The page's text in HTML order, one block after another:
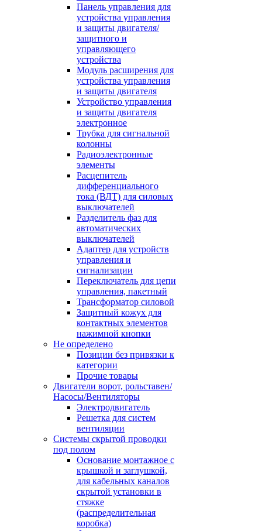
Панель управления для
устройства управления
и защиты двигателя/
защитного и
управляющего
устройства
Модуль расширения для
устройства управления
и защиты двигателя
Устройство управления
и защиты двигателя
электронное
Трубка для сигнальной
колонны
Радиоэлектронные
элементы
Расцепитель
дифференциального
тока (ВДТ) для силовых
выключателей
Разделитель фаз для
автоматических
выключателей
Адаптер для устройств
управления и
сигнализации
Переключатель для цепи
управления, пакетный
Трансформатор силовой
Защитный кожух для
контактных элементов
нажимной кнопки
Не определено
Позиции без привязки к
категории
Прочие товары
Двигатели ворот, рольставен/
Насосы/Вентиляторы
Электродвигатель
Решетка для систем
вентиляции
Системы скрытой проводки
под полом
Основание монтажное с
крышкой и заглушкой,
для кабельных каналов
скрытой установки в
стяжке
(распределительная
коробка)